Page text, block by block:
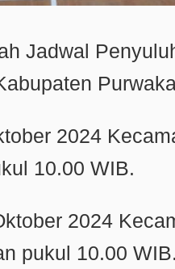
Jadwal
2024
10.00 WIB.
2024
pukul 10.00 WIB.